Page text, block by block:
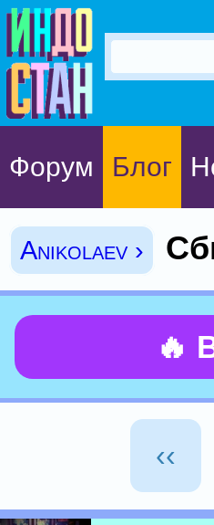
Форум Блог
Anikolaev ›
🔥
‹‹